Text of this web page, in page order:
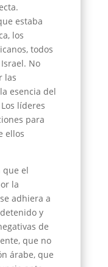
estaba
los
todos
No
las
esencia del
líderes
para
ellos
que el
la
adhiera a
y
de
que no
árabe, que